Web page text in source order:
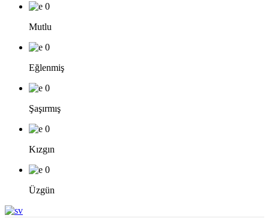
0
Mutlu
0
Eğlenmiş
0
Şaşırmış
0
Kızgın
0
Üzgün